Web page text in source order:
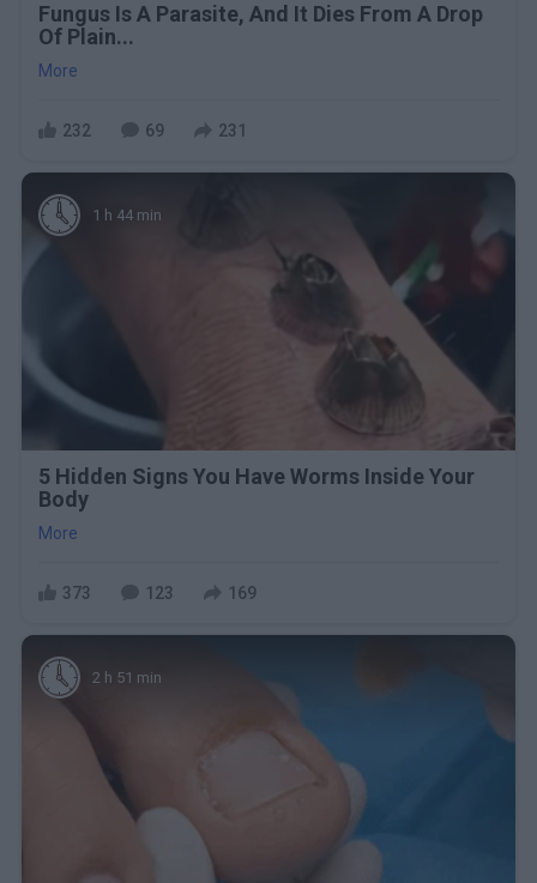
Fungus Is A Parasite, And It Dies From A Drop
Of Plain...
More
232 69 231
1 h 44 min
5 Hidden Signs You Have Worms Inside Your
Body
More
373 123 169
2 h 51 min